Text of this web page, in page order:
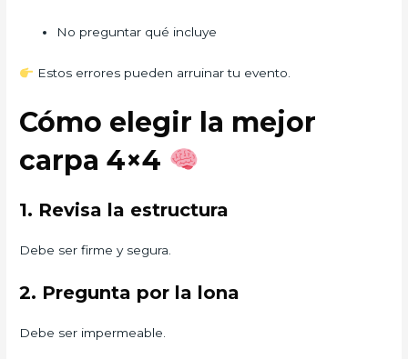
No preguntar qué incluye
Estos errores pueden arruinar tu evento.
Cómo elegir la mejor
carpa 4×4
1. Revisa la estructura
Debe ser firme y segura.
2. Pregunta por la lona
Debe ser impermeable.